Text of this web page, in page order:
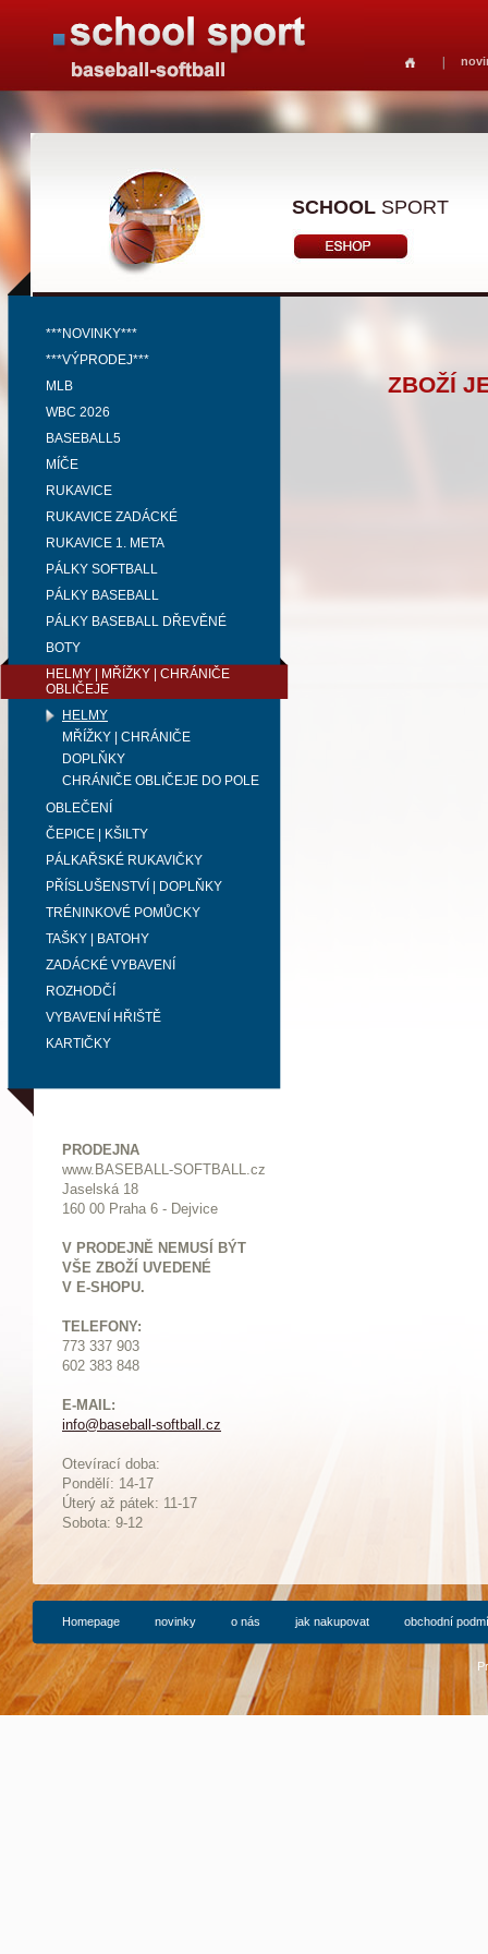
SCHOOL SPORT
***NOVINKY***
***VÝPRODEJ***
MLB
WBC 2026
BASEBALL5
MÍČE
RUKAVICE
RUKAVICE ZADÁCKÉ
RUKAVICE 1. META
PÁLKY SOFTBALL
PÁLKY BASEBALL
PÁLKY BASEBALL DŘEVĚNÉ
BOTY
HELMY | MŘÍŽKY | CHRÁNIČE
OBLIČEJE
HELMY
MŘÍŽKY | CHRÁNIČE
DOPLŇKY
CHRÁNIČE OBLIČEJE DO POLE
OBLEČENÍ
ČEPICE | KŠILTY
PÁLKAŘSKÉ RUKAVIČKY
PŘÍSLUŠENSTVÍ | DOPLŇKY
TRÉNINKOVÉ POMŮCKY
TAŠKY | BATOHY
ZADÁCKÉ VYBAVENÍ
ROZHODČÍ
VYBAVENÍ HŘIŠTĚ
KARTIČKY
PRODEJNA
www.BASEBALL-SOFTBALL.cz
Jaselská 18
160 00 Praha 6 - Dejvice
V PRODEJNĚ NEMUSÍ BÝT
VŠE ZBOŽÍ UVEDENÉ
V E-SHOPU.
TELEFONY:
773 337 903
602 383 848
E-MAIL:
info@baseball-softball.cz
Otevírací doba:
Pondělí: 14-17
Úterý až pátek: 11-17
Sobota: 9-12
ZBOŽÍ
Homepage novinky o nás jak nakupovat obchodní